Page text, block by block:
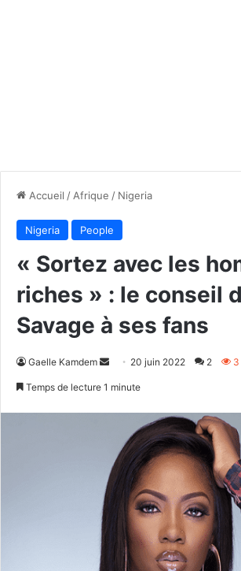
Accueil / Afrique / Nigeria
Nigeria People
« Sortez avec les
riches » : le conseil
Savage à ses fans
Gaelle Kamdem
Envoyer20 juin 2022 2
Temps de lecture 1 minute